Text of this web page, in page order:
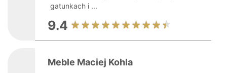
gatunkach i ...
9.4
Meble Maciej Kohla